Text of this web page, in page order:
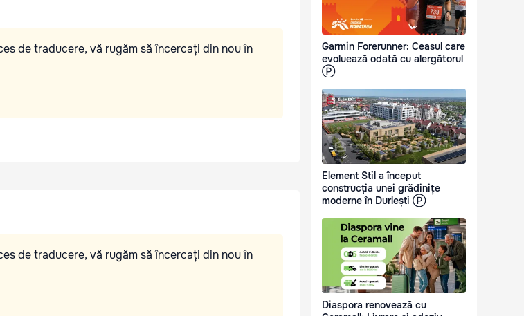
de traducere, vă rugăm să încercați din nou în
de traducere, vă rugăm să încercați din nou în
Garmin Forerunner: Ceasul care
evoluează odată cu alergătorul
Ⓟ
Element Stil a început
construcția unei grădinițe
moderne în Durlești Ⓟ
Diaspora renovează cu